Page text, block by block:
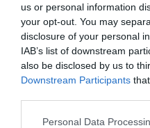
us or personal information
your opt-out. You may
disclosure of your personal
IAB’s list of downstream
also be disclosed by us to
Downstream Participants
Personal Data
Avec unpaysage
des vagues comme
l’impression d’être au
ensoleillées sur la grande
autour de la piscine ou
kayak depuis le ponton